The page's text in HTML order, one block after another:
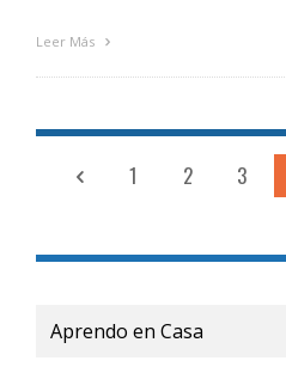
Leer Más
1 2 3
Buscar
por: